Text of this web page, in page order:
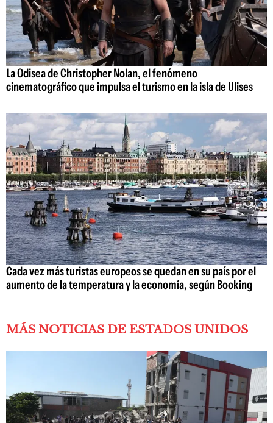
La Odisea de Christopher Nolan, el fenómeno
cinematográfico que impulsa el turismo en la isla de Ulises
Cada vez más turistas europeos se quedan en su país por el
aumento de la temperatura y la economía, según Booking
MÁS NOTICIAS DE ESTADOS UNIDOS